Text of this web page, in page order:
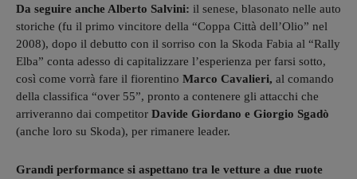
Da seguire anche Alberto Salvini: il senese, blasonato nelle auto
storiche (fu il primo vincitore della “Coppa Città dell’Olio” nel
2008), dopo il debutto con il sorriso con la Skoda Fabia al “Rally
Elba” conta adesso di capitalizzare l’esperienza per farsi sotto,
così come vorrà fare il fiorentino Marco Cavalieri, al comando
della classifica “over 55”, pronto a contenere gli attacchi che
arriveranno dai competitor Davide Giordano e Giorgio Sgadò
(anche loro su Skoda), per rimanere leader.
Grandi performance si aspettano tra le vetture a due ruote